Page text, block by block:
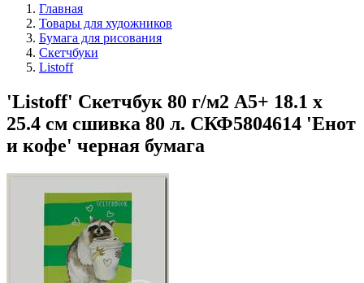
Главная
Товары для художников
Бумага для рисования
Скетчбуки
Listoff
'Listoff' Скетчбук 80 г/м2 A5+ 18.1 х
25.4 см сшивка 80 л. СКФ5804614 'Енот
и кофе' черная бумага